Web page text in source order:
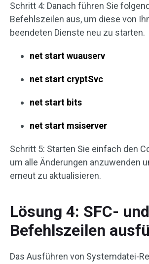
Schritt 4: Danach führen Sie
Befehlszeilen aus, um diese von
beendeten Dienste neu zu starten.
net start wuauserv
net start cryptSvc
net start bits
net start msiserver
Schritt 5: Starten Sie einfach den
um alle Änderungen anzuwenden
erneut zu aktualisieren.
Lösung 4: SFC-
Befehlszeilen
Das Ausführen von Systemdatei-